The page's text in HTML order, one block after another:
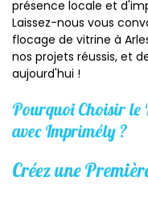
présence locale et
Laissez-nous vous
flocage de vitrine à
nos projets réussis, et
aujourd'hui !
Pourquoi Choisir
avec Imprimély ?
Créez une